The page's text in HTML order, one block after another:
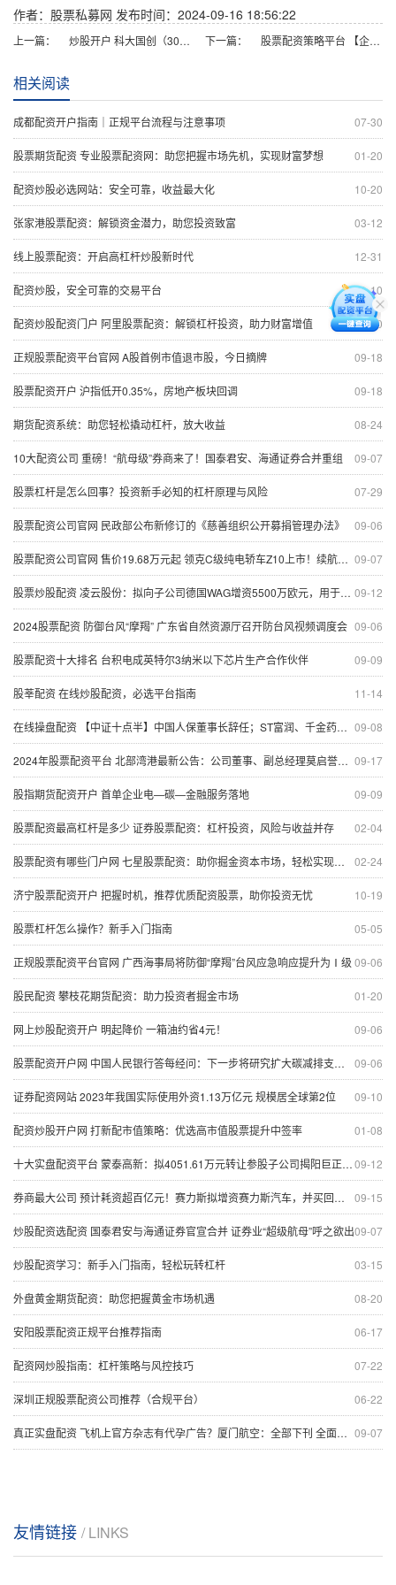
作者：股票私募网 发布时间：2024-09-16 18:56:22
上一篇： 炒股开户 科大国创（300520）股东合肥国创智能科技有限公司质押347万股，占总股本1.19% 下一篇： 股票配资策略平台 【企业动态】南山控股新增1件法院诉讼，案由为买卖合同纠纷
相关阅读
07-30
成都配资开户指南｜正规平台流程与注意事项
01-20
股票期货配资 专业股票配资网：助您把握市场先机，实现财富梦想
10-20
配资炒股必选网站：安全可靠，收益最大化
03-12
张家港股票配资：解锁资金潜力，助您投资致富
12-31
线上股票配资：开启高杠杆炒股新时代
11-10
配资炒股，安全可靠的交易平台
10-30
配资炒股配资门户 阿里股票配资：解锁杠杆投资，助力财富增值
09-18
正规股票配资平台官网 A股首例市值退市股，今日摘牌
09-18
股票配资开户 沪指低开0.35%，房地产板块回调
08-24
期货配资系统：助您轻松撬动杠杆，放大收益
09-07
10大配资公司 重磅！“航母级”券商来了！国泰君安、海通证券合并重组
07-29
股票杠杆是怎么回事？投资新手必知的杠杆原理与风险
09-06
股票配资公司官网 民政部公布新修订的《慈善组织公开募捐管理办法》
09-07
股票配资公司官网 售价19.68万元起 领克C级纯电轿车Z10上市！续航里程最高806公里 吉利副总裁：不用模仿来致敬豪华
09-12
股票炒股配资 凌云股份：拟向子公司德国WAG增资5500万欧元，用于偿还相应借款
09-06
2024股票配资 防御台风“摩羯” 广东省自然资源厅召开防台风视频调度会
09-09
股票配资十大排名 台积电成英特尔3纳米以下芯片生产合作伙伴
11-14
股莘配资 在线炒股配资，必选平台指南
09-08
在线操盘配资 【中证十点半】中国人保董事长辞任；ST富润、千金药业下周一起复牌
09-17
2024年股票配资平台 北部湾港最新公告：公司董事、副总经理莫启誉辞职
09-09
股指期货配资开户 首单企业电—碳—金融服务落地
02-04
股票配资最高杠杆是多少 证券股票配资：杠杆投资，风险与收益并存
02-24
股票配资有哪些门户网 七星股票配资：助你掘金资本市场，轻松实现财富梦想
10-19
济宁股票配资开户 把握时机，推荐优质配资股票，助你投资无忧
05-05
股票杠杆怎么操作？新手入门指南
09-06
正规股票配资平台官网 广西海事局将防御“摩羯”台风应急响应提升为Ⅰ级
01-20
股民配资 攀枝花期货配资：助力投资者掘金市场
09-06
网上炒股配资开户 明起降价 一箱油约省4元！
09-06
股票配资开户网 中国人民银行答每经问：下一步将研究扩大碳减排支持工具的支持范围，扩大再贷款规模
09-10
证券配资网站 2023年我国实际使用外资1.13万亿元 规模居全球第2位
01-08
配资炒股开户网 打新配市值策略：优选高市值股票提升中签率
09-12
十大实盘配资平台 蒙泰高新：拟4051.61万元转让参股子公司揭阳巨正源12%股权
09-15
券商最大公司 预计耗资超百亿元！赛力斯拟增资赛力斯汽车，并买回超级工厂
09-07
炒股配资选配资 国泰君安与海通证券官宣合并 证券业“超级航母”呼之欲出
03-15
炒股配资学习：新手入门指南，轻松玩转杠杆
08-20
外盘黄金期货配资：助您把握黄金市场机遇
06-17
安阳股票配资正规平台推荐指南
07-22
配资网炒股指南：杠杆策略与风控技巧
06-22
深圳正规股票配资公司推荐（合规平台）
09-07
真正实盘配资 飞机上官方杂志有代孕广告？厦门航空：全部下刊 全面中止相关合作！
友情链接 / LINKS